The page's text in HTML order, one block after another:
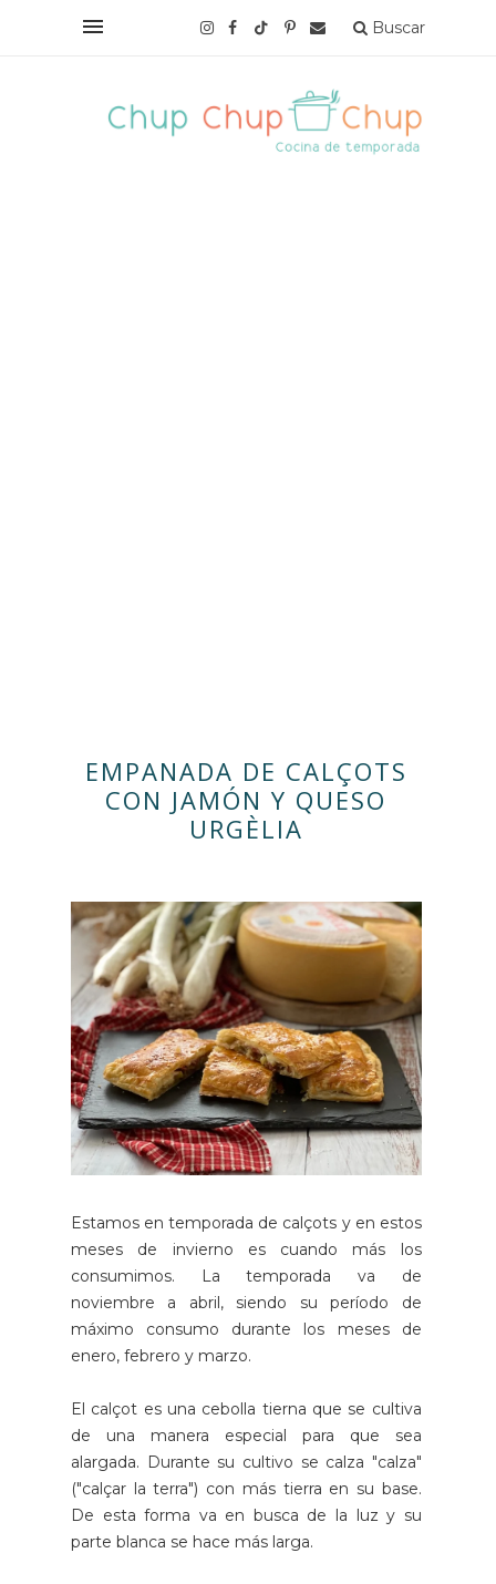
Buscar
EMPANADA DE CALÇOTS
CON JAMÓN Y QUESO
URGÈLIA
Estamos en temporada de calçots y en estos
meses de invierno es cuando más los
consumimos. La temporada va de
noviembre a abril, siendo su período de
máximo consumo durante los meses de
enero, febrero y marzo.
El calçot es una cebolla tierna que se cultiva
de una manera especial para que sea
alargada. Durante su cultivo se calza "calza"
("calçar la terra") con más tierra en su base.
De esta forma va en busca de la luz y su
parte blanca se hace más larga.